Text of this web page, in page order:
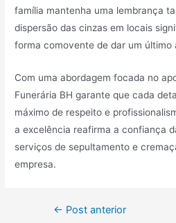
família mantenha uma lembrança
dispersão das cinzas em locais
forma comovente de dar um último
Com uma abordagem focada no
Funerária BH garante que cada
máximo de respeito e
a excelência reafirma a confiança
serviços de sepultamento e
empresa.
Navegação
← Post anterior